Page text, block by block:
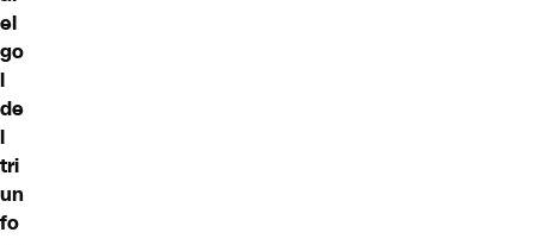
el
go
l
de
l
tri
un
fo